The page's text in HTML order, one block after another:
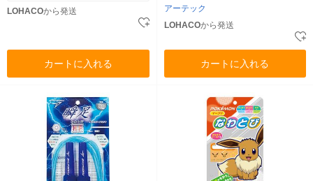
LOHACOから発送
カートに入れる
アーテック
LOHACOから発送
カートに入れる